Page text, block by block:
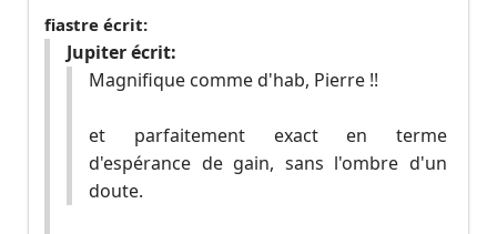
fiastre écrit:
Jupiter écrit:
Magnifique comme d'hab, Pierre !!
et parfaitement exact en terme
d'espérance de gain, sans l'ombre d'un
doute.